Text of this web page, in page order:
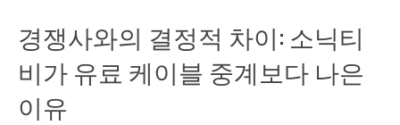
경쟁사와의 결정적 차이: 소닉티
비가 유료 케이블 중계보다 나은
이유